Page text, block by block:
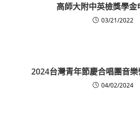
高師大附中英檢獎學金
03/21/2022
2024台灣青年節慶合唱團音
04/02/2024